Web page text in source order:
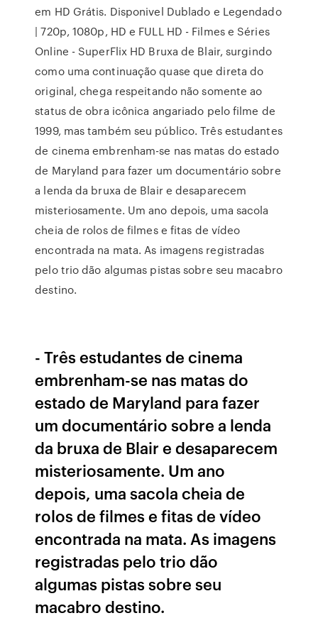
em HD Grátis. Disponivel Dublado e Legendado
| 720p, 1080p, HD e FULL HD - Filmes e Séries
Online - SuperFlix HD Bruxa de Blair, surgindo
como uma continuação quase que direta do
original, chega respeitando não somente ao
status de obra icônica angariado pelo filme de
1999, mas também seu público. Três estudantes
de cinema embrenham-se nas matas do estado
de Maryland para fazer um documentário sobre
a lenda da bruxa de Blair e desaparecem
misteriosamente. Um ano depois, uma sacola
cheia de rolos de filmes e fitas de vídeo
encontrada na mata. As imagens registradas
pelo trio dão algumas pistas sobre seu macabro
destino.
- Três estudantes de cinema
embrenham-se nas matas do
estado de Maryland para fazer
um documentário sobre a lenda
da bruxa de Blair e desaparecem
misteriosamente. Um ano
depois, uma sacola cheia de
rolos de filmes e fitas de vídeo
encontrada na mata. As imagens
registradas pelo trio dão
algumas pistas sobre seu
macabro destino.